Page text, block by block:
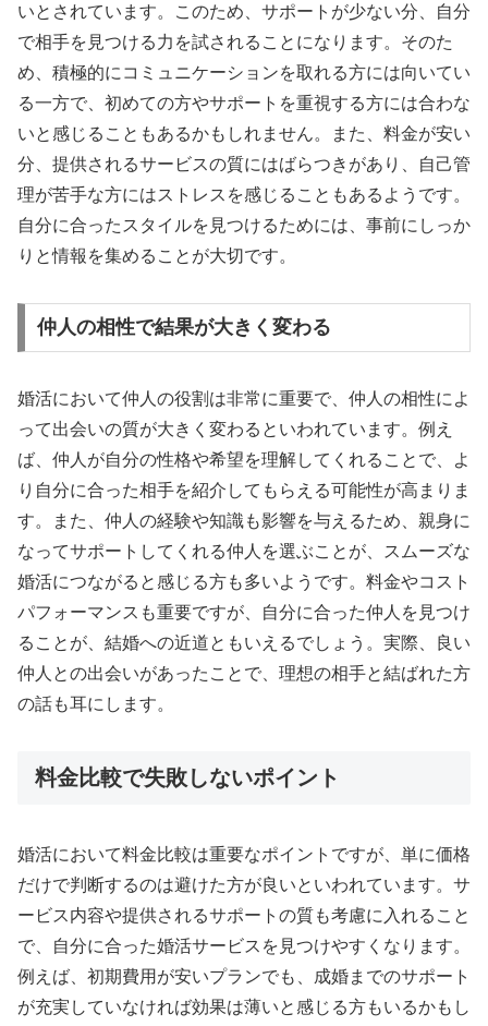
いとされています。このため、サポートが少ない分、自分
で相手を見つける力を試されることになります。そのた
め、積極的にコミュニケーションを取れる方には向いてい
る一方で、初めての方やサポートを重視する方には合わな
いと感じることもあるかもしれません。また、料金が安い
分、提供されるサービスの質にはばらつきがあり、自己管
理が苦手な方にはストレスを感じることもあるようです。
自分に合ったスタイルを見つけるためには、事前にしっか
りと情報を集めることが大切です。
仲人の相性で結果が大きく変わる
婚活において仲人の役割は非常に重要で、仲人の相性によ
って出会いの質が大きく変わるといわれています。例え
ば、仲人が自分の性格や希望を理解してくれることで、よ
り自分に合った相手を紹介してもらえる可能性が高まりま
す。また、仲人の経験や知識も影響を与えるため、親身に
なってサポートしてくれる仲人を選ぶことが、スムーズな
婚活につながると感じる方も多いようです。料金やコスト
パフォーマンスも重要ですが、自分に合った仲人を見つけ
ることが、結婚への近道ともいえるでしょう。実際、良い
仲人との出会いがあったことで、理想の相手と結ばれた方
の話も耳にします。
料金比較で失敗しないポイント
婚活において料金比較は重要なポイントですが、単に価格
だけで判断するのは避けた方が良いといわれています。サ
ービス内容や提供されるサポートの質も考慮に入れること
で、自分に合った婚活サービスを見つけやすくなります。
例えば、初期費用が安いプランでも、成婚までのサポート
が充実していなければ効果は薄いと感じる方もいるかもし